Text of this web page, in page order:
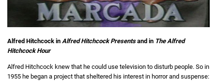
Alfred Hitchcock in Alfred Hitchcock Presentsand in The Alfred
Hitchcock Hour
Alfred Hitchcock knew that he could use television to disturb people. So in
1955 he began a project that sheltered his interest in horror and suspense: